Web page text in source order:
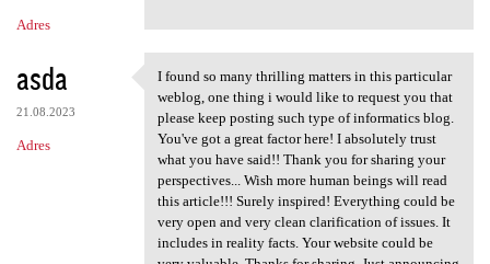
Adres
asda
21.08.2023
Adres
I found so many thrilling
I found so many thrilling matters in this particular
weblog, one thing i would like to request you that
please keep posting such type of informatics blog.
You've got a great factor here! I absolutely trust
what you have said!! Thank you for sharing your
perspectives... Wish more human beings will read
this article!!! Surely inspired! Everything could be
very open and very clean clarification of issues. It
includes in reality facts. Your website could be